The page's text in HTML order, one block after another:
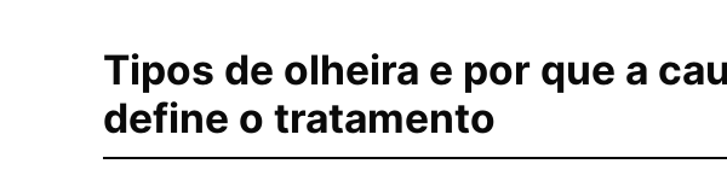
Tipos de olheira e por que a
define o tratamento